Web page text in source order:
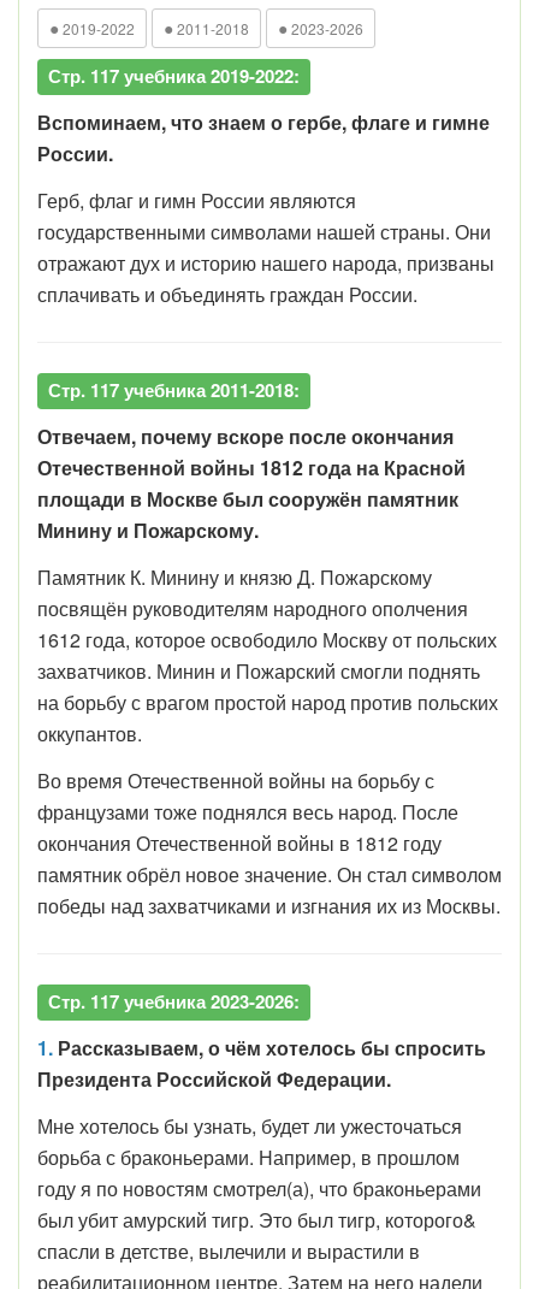
● 2019-2022 ● 2011-2018 ● 2023-2026
Стр. 117 учебника 2019-2022:
Вспоминаем, что знаем о гербе, флаге и гимне
России.
Герб, флаг и гимн России являются
государственными символами нашей страны. Они
отражают дух и историю нашего народа, призваны
сплачивать и объединять граждан России.
Стр. 117 учебника 2011-2018:
Отвечаем, почему вскоре после окончания
Отечественной войны 1812 года на Красной
площади в Москве был сооружён памятник
Минину и Пожарскому.
Памятник К. Минину и князю Д. Пожарскому
посвящён руководителям народного ополчения
1612 года, которое освободило Москву от польских
захватчиков. Минин и Пожарский смогли поднять
на борьбу с врагом простой народ против польских
оккупантов.
Во время Отечественной войны на борьбу с
французами тоже поднялся весь народ. После
окончания Отечественной войны в 1812 году
памятник обрёл новое значение. Он стал символом
победы над захватчиками и изгнания их из Москвы.
Стр. 117 учебника 2023-2026:
1. Рассказываем, о чём хотелось бы спросить
Президента Российской Федерации.
Мне хотелось бы узнать, будет ли ужесточаться
борьба с браконьерами. Например, в прошлом
году я по новостям смотрел(а), что браконьерами
был убит амурский тигр. Это был тигр, которого&
спасли в детстве, вылечили и вырастили в
реабилитационном центре. Затем на него надели